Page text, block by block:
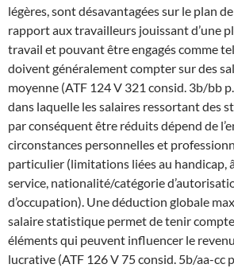
légères, sont désavantagées sur le plan
rapport aux travailleurs jouissant d’une
travail et pouvant être engagés comme
doivent généralement compter sur des
moyenne (ATF 124 V 321 consid. 3b/bb
dans laquelle les salaires ressortant des
par conséquent être réduits dépend de
circonstances personnelles et
particulier (limitations liées au handicap,
service, nationalité/catégorie
d’occupation). Une déduction globale
salaire statistique permet de tenir
éléments qui peuvent influencer le
lucrative (ATF 126 V 75 consid. 5b/aa-cc